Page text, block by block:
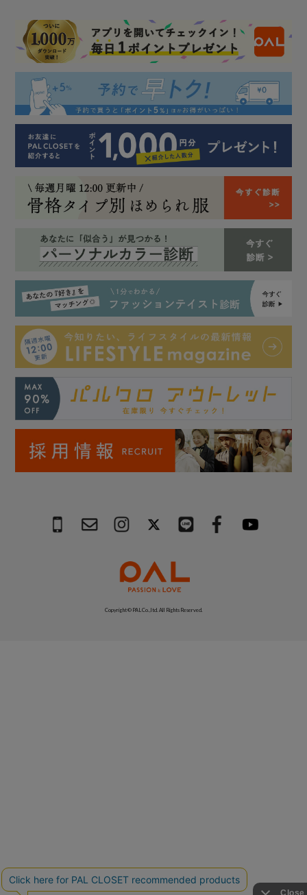
Copyright © PAL Co.,ltd. All Rights Reserved.